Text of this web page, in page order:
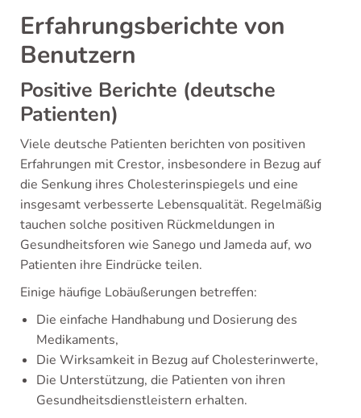
Erfahrungsberichte von
Benutzern
Positive Berichte (deutsche
Patienten)
Viele deutsche Patienten berichten von positiven
Erfahrungen mit Crestor, insbesondere in Bezug auf
die Senkung ihres Cholesterinspiegels und eine
insgesamt verbesserte Lebensqualität. Regelmäßig
tauchen solche positiven Rückmeldungen in
Gesundheitsforen wie Sanego und Jameda auf, wo
Patienten ihre Eindrücke teilen.
Einige häufige Lobäußerungen betreffen:
Die einfache Handhabung und Dosierung des
Medikaments,
Die Wirksamkeit in Bezug auf Cholesterinwerte,
Die Unterstützung, die Patienten von ihren
Gesundheitsdienstleistern erhalten.